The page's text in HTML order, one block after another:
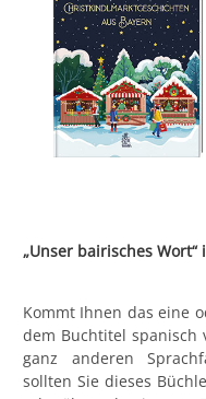
„Unser bairisches
Kommt Ihnen das eine
dem Buchtitel spanisch
ganz anderen
sollten Sie dieses